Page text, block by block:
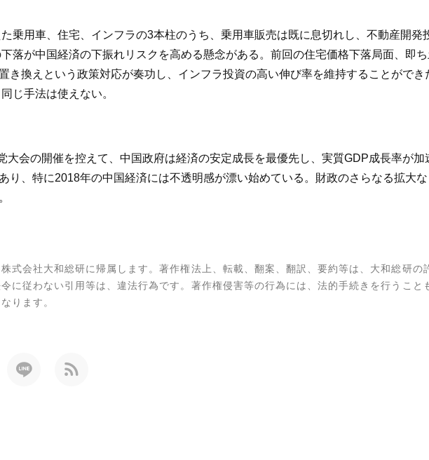
乗用車、住宅、インフラの3本柱のうち、乗用車販売は既に息切れし、不動産開発
落が中国経済の下振れリスクを高める懸念がある。前回の住宅価格下落局面、即
き換えという政策対応が奏功し、インフラ投資の高い伸び率を維持することがで
じ手法は使えない。
会の開催を控えて、中国政府は経済の安定成長を最優先し、実質GDP成長率が加
り、特に2018年の中国経済には不透明感が漂い始めている。財政のさらなる拡大
式会社大和総研に帰属します。著作権法上、転載、翻案、翻訳、要約等は、大和総研の
に従わない引用等は、違法行為です。著作権侵害等の行為には、法的手続きを行うこ
ります。